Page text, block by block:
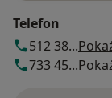
Telefon
512 38...
733 45...